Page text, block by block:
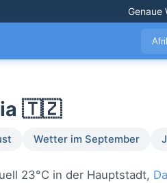
Genaue
🇹🇿
Wetter im September
23°C in der Hauptstadt,